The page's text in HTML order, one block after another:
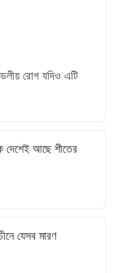
রোগ যদিও এটি
দেশেই আছে শীতের
যেসব মারণ